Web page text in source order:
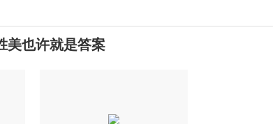
美也许就是答案